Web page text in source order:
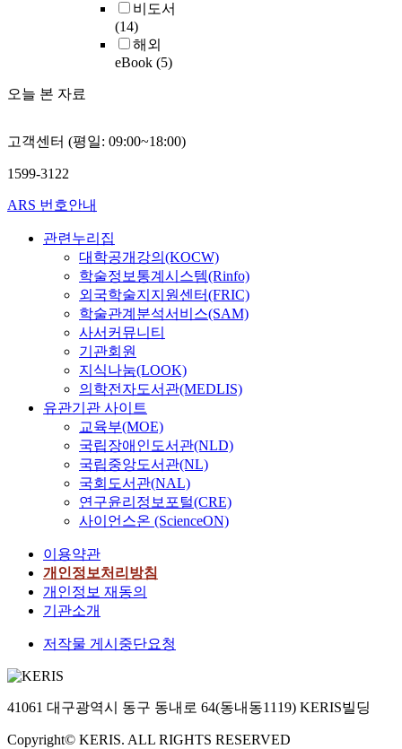
비도서
(14)
해외
eBook (5)
오늘 본 자료
고객센터 (평일: 09:00~18:00)
1599-3122
ARS 번호안내
관련누리집
대학공개강의(KOCW)
학술정보통계시스템(Rinfo)
외국학술지지원센터(FRIC)
학술관계분석서비스(SAM)
사서커뮤니티
기관회원
지식나눔(LOOK)
의학전자도서관(MEDLIS)
유관기관 사이트
교육부(MOE)
국립장애인도서관(NLD)
국립중앙도서관(NL)
국회도서관(NAL)
연구윤리정보포털(CRE)
사이언스온 (ScienceON)
이용약관
개인정보처리방침
개인정보 재동의
기관소개
저작물 게시중단요청
41061 대구광역시 동구 동내로 64(동내동1119) KERIS빌딩
Copyright© KERIS. ALL RIGHTS RESERVED